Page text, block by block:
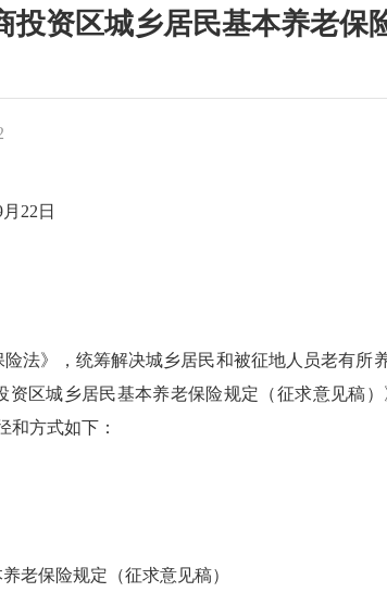
投资区城乡居民基本养老保
22日
》，统筹解决城乡居民和被征地人员老有所
资区城乡居民基本养老保险规定（征求意见稿
和方式如下：
保险规定（征求意见稿）